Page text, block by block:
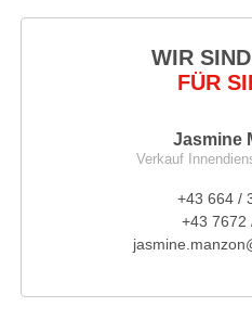
WIR
FÜR
Jasmine
Verkauf
+43 664 /
+43 7672